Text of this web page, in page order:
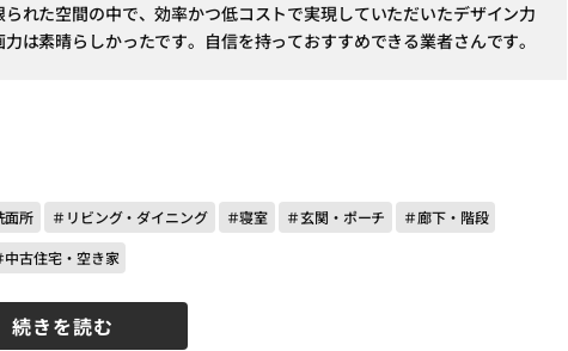
られた空間の中で、効率かつ低コストで実現していただいたデザイン力
力は素晴らしかったです。自信を持っておすすめできる業者さんです。
続きを読む
面所 ＃リビング・ダイニング ＃寝室 ＃玄関・ポーチ
＃廊下・階段
中古住宅・空き家